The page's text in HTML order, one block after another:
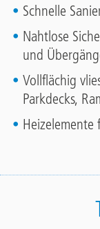
Schnelle
Nahtlose
und
Vollflächig
Parkdecks,
Heizelemente